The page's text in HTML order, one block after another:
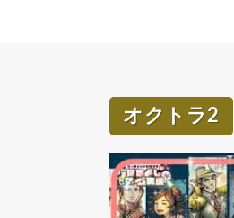
オクトラ2